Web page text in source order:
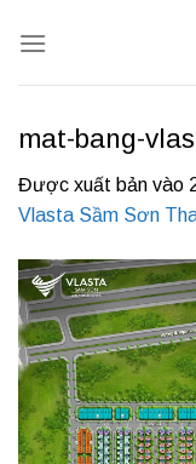
qua
mat-bang-
Được xuất bản vào
Vlasta Sầm Sơn